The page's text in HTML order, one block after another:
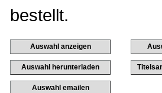
bestellt.